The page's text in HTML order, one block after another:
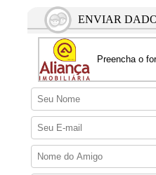
ENVIAR
Preencha o